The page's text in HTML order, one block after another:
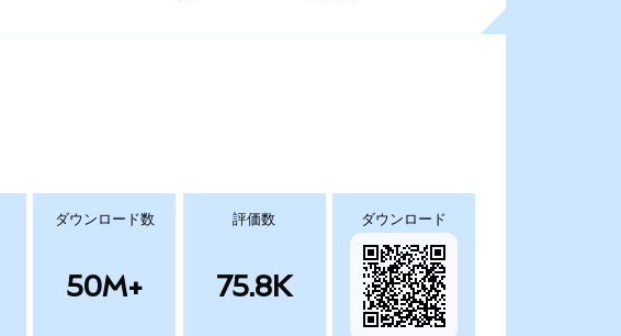
ダウンロード数
50M+
評価数
75.8K
ダウンロード